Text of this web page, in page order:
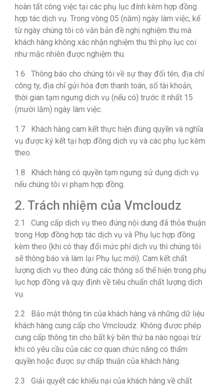
hoàn tất công việc tại các phụ lục đính kèm hợp đồng
hợp tác dịch vụ. Trong vòng 05 (năm) ngày làm việc, kể
từ ngày chúng tôi có văn bản đề nghị nghiệm thu mà
khách hàng không xác nhận nghiệm thu thì phụ lục coi
như mặc nhiên được nghiệm thu.
1.6 Thông báo cho chúng tôi về sự thay đổi tên, địa chỉ
công ty, địa chỉ gửi hóa đơn thanh toán, số tài khoản,
thời gian tạm ngưng dịch vụ (nếu có) trước ít nhất 15
(mười lăm) ngày làm việc.
1.7 Khách hàng cam kết thực hiện đúng quyền và nghĩa
vụ được ký kết tại hợp đồng dịch vụ và các phụ lục kèm
theo.
1.8 Khách hàng có quyền tạm ngưng sử dụng dịch vụ
nếu chúng tôi vi phạm hợp đồng.
2. Trách nhiệm của Vmcloudz
2.1 Cung cấp dịch vụ theo đúng nội dung đã thỏa thuận
trong Hợp đồng hợp tác dịch vụ và Phụ lục hợp đồng
kèm theo (khi có thay đổi mức phí dịch vụ thì chúng tôi
sẽ thông báo và làm lại Phụ lục mới). Cam kết chất
lượng dịch vụ theo đúng các thông số thể hiện trong phụ
lục hợp đồng và quy định về tiêu chuẩn chất lượng dịch
vụ.
2.2 Bảo mật thông tin của khách hàng và những dữ liệu
khách hàng cung cấp cho Vmcloudz. Không được phép
cung cấp thông tin cho bất kỳ bên thứ ba nào ngoại trừ
khi có yêu cầu của các cơ quan chức năng có thẩm
quyền hoặc được sự chấp thuận của khách hàng.
2.3 Giải quyết các khiếu nại của khách hàng về chất